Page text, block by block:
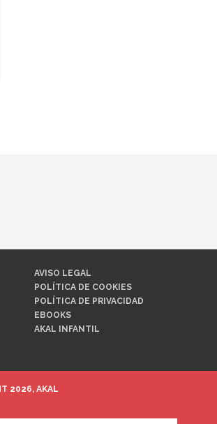
AVISO LEGAL
POLÍTICA DE COOKIES
POLÍTICA DE PRIVACIDAD
EBOOKS
AKAL INFANTIL
2026, AKAL